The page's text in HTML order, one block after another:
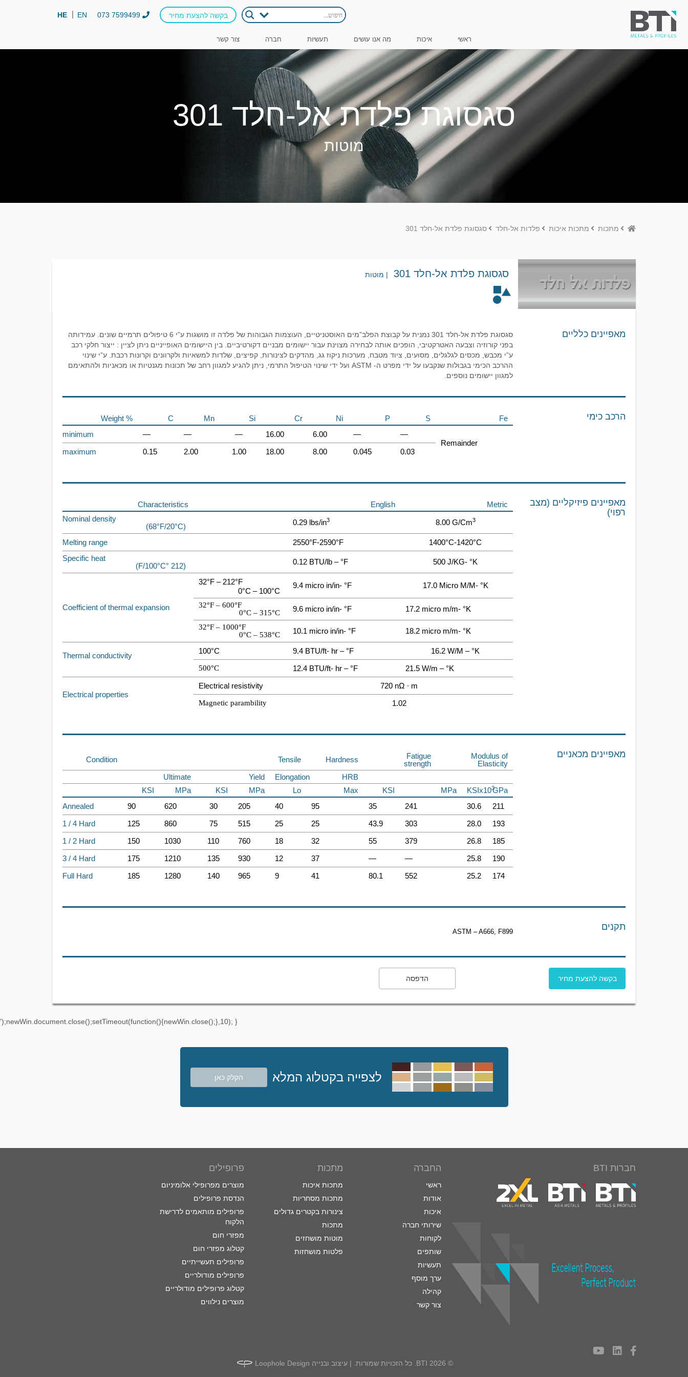
בקשה להצעת מחיר 073 7599499
EN
HE
צור קשר חברה תעשיות מה אנו עושים איכות ראשי
סגסוגת פלדת אל-חלד 301
מוטות
Homeמתכות מתכות איכות פלדות אל-חלד סגסוגת פלדת אל-חלד 301
סגסוגת פלדת אל-חלד 301 | מוטות
סגסוגת פלדת אל-חלד 301 נמנית על קבוצת הפלב”מים האוסטניטיים, העוצמות הגבוהות של פלדה זו מושגות ע”י 6 טיפולים תרמיים שונים. עמידותה
בפני קורוזיה וצבעה האטרקטיבי, הופכים אותה לבחירה מצוינת עבור יישומים מבניים דקורטיביים. בין היישומים האופייניים ניתן לציין : ייצור חלקי רכב
ע”י מכבש, מכסים לגלגלים, מסועים, ציוד מטבח, מערכות ניקוז גג, מהדקים לצינורות, קפיצים, שלדות למשאיות ולקרוונים וקרונות רכבת. ע”י שינוי
ההרכב הכימי בגבולות שנקבעו על ידי מפרט ה- ASTM ועל ידי שינוי הטיפול התרמי, ניתן להגיע למגוון רחב של תכונות מגנטיות או מכאניות ולהתאימם
למגוון יישומים נוספים.
מאפיינים כלליים
Weight % C Mn Si Cr Ni P S
Fe
minimum
— — — 16.00 6.00 —
—
Remainder
maximum
0.15 2.00 1.00 18.00 8.00 0.045 0.03
הרכב כימי
Characteristics English
Metric
Nominal density
(68°F/20°C)
0.29 lbs/in3 8.00 G/cm3
Melting range 2550°F-2590°F
1400°C-1420°C
Specific heat
(212 °F/100°C)
0.12 BTU/lb – °F 500 J/KG- °K
Coefficient of thermal expansion
32°F – 212°F
0°C – 100°C
9.4 micro in/in- °F 17.0 Micro M/m- °K
32°F – 600°F
0°C – 315°C
9.6 micro in/in- °F 17.2 micro m/m- °K
32°F – 1000°F
0°C – 538°C
10.1 micro in/in- °F 18.2 micro m/m- °K
Thermal conductivity
100°C 9.4 BTU/ft- hr – °F 16.2 W/m – °K
500°C 12.4 BTU/ft- hr – °F 21.5 W/m – °K
Electrical properties
Electrical resistivity 720 nΩ ∙ m
Magnetic parambility 1.02
מאפיינים פיזיקליים (מצב
רפוי)
Condition Tensile Hardness
Fatigue
strength
Modulus of
Elasticity
Ultimate
Yield Elongation
HRB
KSI
MPa KSI MPa Lo Max KSI MPa KSIx103GPa
Annealed
90 620 30 205 40 95 35 241 30.6
211
1 / 4 Hard
125 860 75 515 25 25 43.9 303 28.0
193
1 / 2 Hard
150 1030 110 760 18 32 55 379 26.8
185
3 / 4 Hard
175 1210 135 930 12 37 — — 25.8
190
Full Hard
185 1280 140 965 9 41 80.1 552 25.2 174
מאפיינים מכאניים
ASTM – A666, F899 תקנים
בקשה להצעת מחיר הדפסה
');newWin.document.close();setTimeout(function(){newWin.close();},10); }
לצפייה בקטלוג המלא הקלק כאן
החברה
ראשי
אודות
איכות
שירותי חברה
לקוחות
שותפים
תעשיות
ערך מוסף
קהילה
צור קשר
מתכות
מתכות איכות
מתכות מסחריות
צינורות בקטרים גדולים
מתכות
מוטות מושחזים
פלטות מושחזות
פרופילים
מוצרים מפרופילי אלומיניום
הנדסת פרופילים
פרופילים מותאמים לדרישת
הלקוח
מפזרי חום
קטלוג מפזרי חום
פרופילים תעשייתיים
פרופילים מודולריים
קטלוג פרופילים מודולריים
מוצרים נילווים
חברות BTI
© 2026 BTI. כל הזכויות שמורות. | עיצוב ובנייה Loophole Design